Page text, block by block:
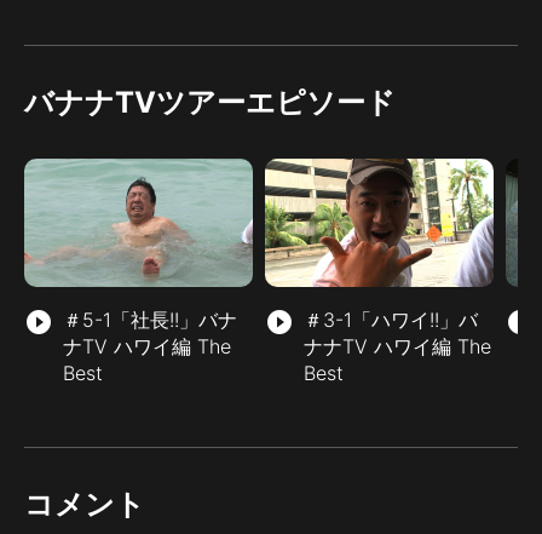
バナナTVツアーエピソード
play_circle_filled
＃5-1「社長!!」バナ
ナTV ハワイ編 The
Best
play_circle_filled
＃3-1「ハワイ!!」バ
ナナTV ハワイ編 The
Best
play_circle_filled
コメント